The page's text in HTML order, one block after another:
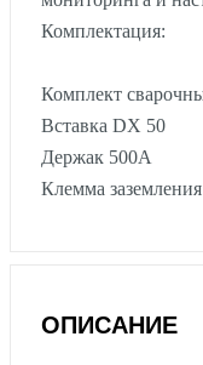
Комплектация:
Комплект
Вставка DX 50
Держак 500А
Клемма
ОПИСАНИЕ